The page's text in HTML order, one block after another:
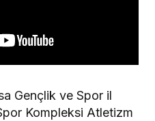
Gençlik ve Spor il
Kompleksi Atletizm